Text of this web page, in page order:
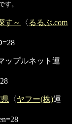
す。
す～ 〈 るるぶ.com
ップルネット運
〈ヤフー(株)運